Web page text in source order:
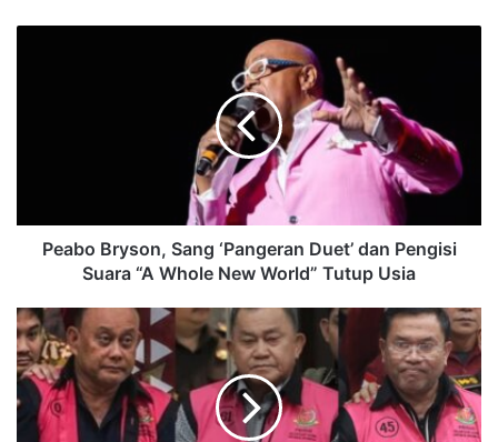
Peabo Bryson, Sang ‘Pangeran Duet’ dan Pengisi
Suara “A Whole New World” Tutup Usia